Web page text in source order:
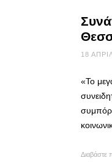
18
«Το
Διαβάστε